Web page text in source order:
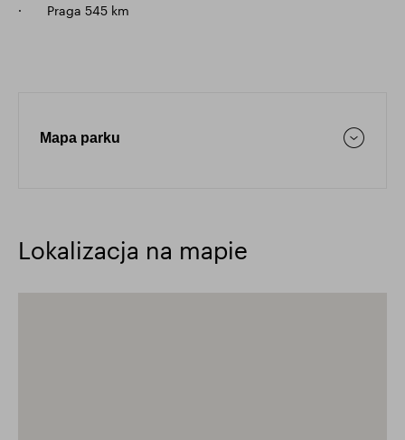
· Praga 545 km
Mapa parku
Lokalizacja na mapie